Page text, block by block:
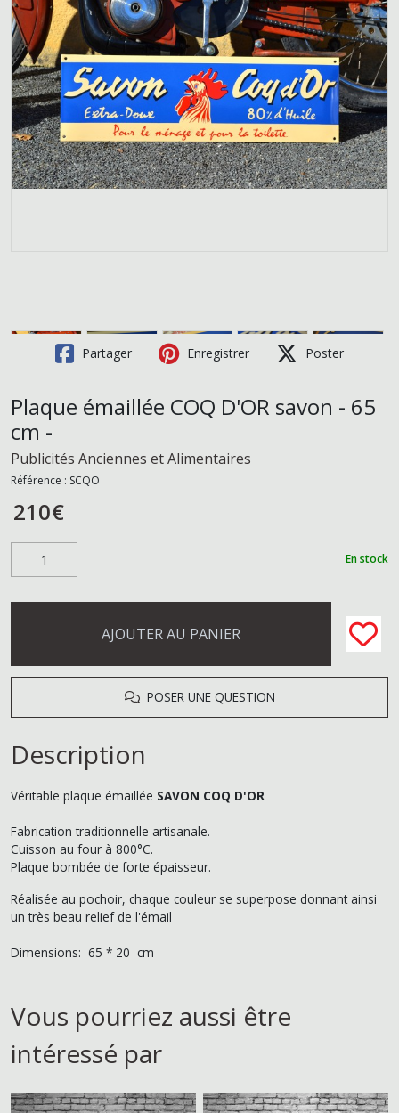
Partager Enregistrer Poster
Plaque émaillée COQ D'OR savon - 65
cm -
Publicités Anciennes et Alimentaires
Référence : SCQO
210€
En stock
AJOUTER AU PANIER
POSER UNE QUESTION
Description
Véritable plaque émaillée SAVON COQ D'OR
Fabrication traditionnelle artisanale.
Cuisson au four à 800°C.
Plaque bombée de forte épaisseur.
Réalisée au pochoir, chaque couleur se superpose donnant ainsi
un très beau relief de l'émail
Dimensions: 65 * 20 cm
Vous pourriez aussi être
intéressé par